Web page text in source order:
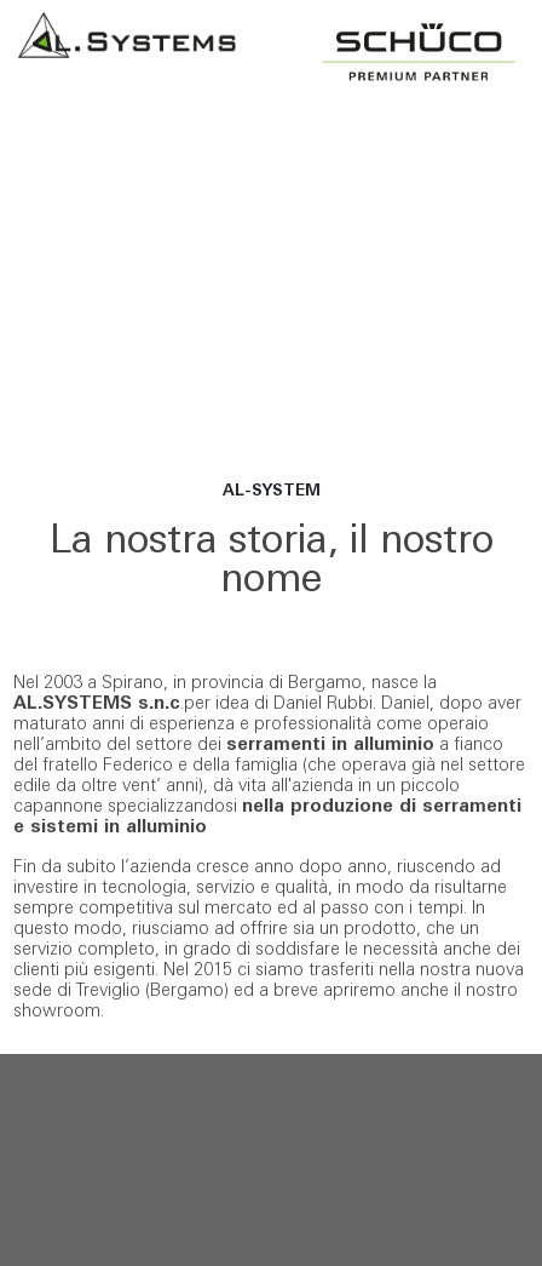
AL-SYSTEM
La nostra storia, il nostro
nome
Nel 2003 a Spirano, in provincia di Bergamo, nasce la
AL.SYSTEMS s.n.c.per idea di Daniel Rubbi. Daniel, dopo aver
maturato anni di esperienza e professionalità come operaio
nell’ambito del settore dei serramenti in alluminio a fianco
del fratello Federico e della famiglia (che operava già nel settore
edile da oltre vent’ anni), dà vita all'azienda in un piccolo
capannone specializzandosi nella produzione di serramenti
e sistemi in alluminio
Fin da subito l’azienda cresce anno dopo anno, riuscendo ad
investire in tecnologia, servizio e qualità, in modo da risultarne
sempre competitiva sul mercato ed al passo con i tempi. In
questo modo, riusciamo ad offrire sia un prodotto, che un
servizio completo, in grado di soddisfare le necessità anche dei
clienti più esigenti. Nel 2015 ci siamo trasferiti nella nostra nuova
sede di Treviglio (Bergamo) ed a breve apriremo anche il nostro
showroom.